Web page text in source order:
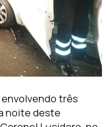
três
noite deste